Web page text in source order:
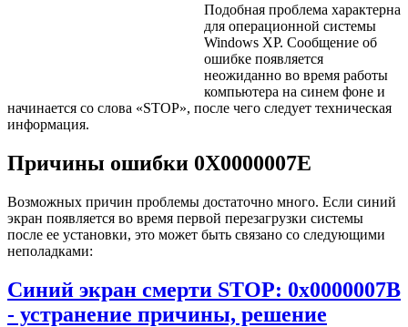
Подобная проблема характерна
для операционной системы
Windows XP. Сообщение об
ошибке появляется
неожиданно во время работы
компьютера на синем фоне и
начинается со слова «STOP», после чего следует техническая
информация.
Причины ошибки 0X0000007E
Возможных причин проблемы достаточно много. Если синий
экран появляется во время первой перезагрузки системы
после ее установки, это может быть связано со следующими
неполадками:
Синий экран смерти STOP: 0x0000007B
- устранение причины, решение